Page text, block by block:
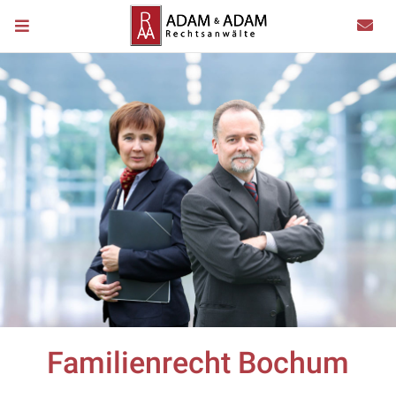
Familienrecht Bochum